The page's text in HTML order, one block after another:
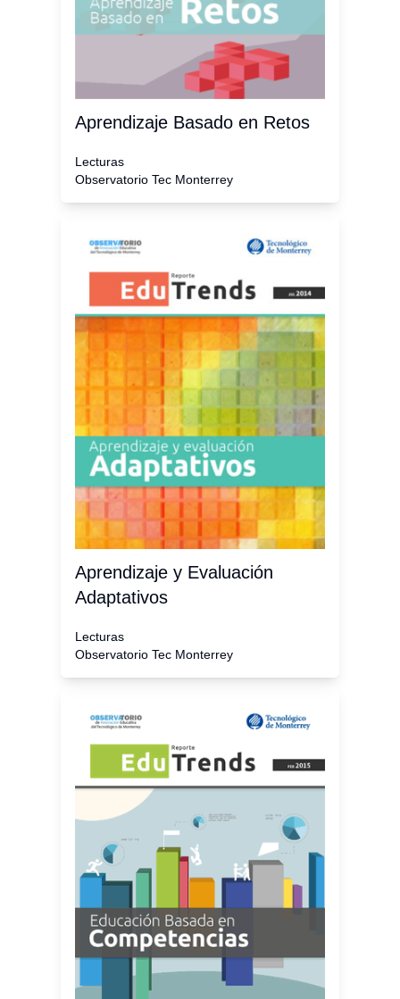
Aprendizaje Basado en Retos
Lecturas
Observatorio Tec Monterrey
Aprendizaje y Evaluación
Adaptativos
Lecturas
Observatorio Tec Monterrey